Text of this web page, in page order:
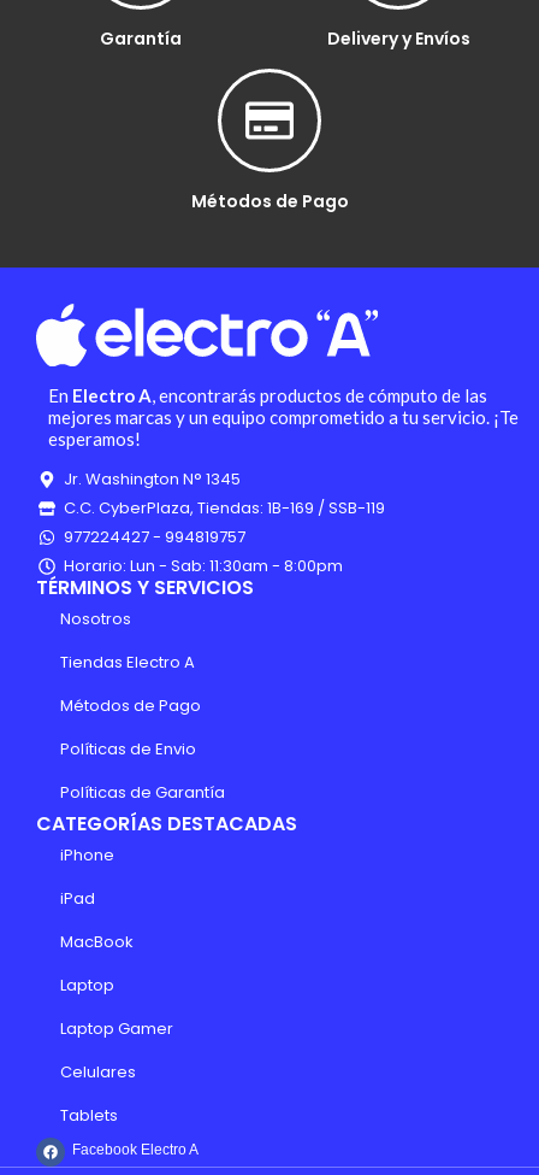
Garantía Delivery y Envíos
Métodos de Pago
En Electro A, encontrarás productos de cómputo de las
mejores marcas y un equipo comprometido a tu servicio. ¡Te
esperamos!
Jr. Washington N° 1345
C.C. CyberPlaza, Tiendas: 1B-169 / SSB-119
977224427 - 994819757
Horario: Lun - Sab: 11:30am - 8:00pm
TÉRMINOS Y SERVICIOS
Nosotros
Tiendas Electro A
Métodos de Pago
Políticas de Envio
Políticas de Garantía
CATEGORÍAS DESTACADAS
iPhone
iPad
MacBook
Laptop
Laptop Gamer
Celulares
Tablets
Facebook Electro A